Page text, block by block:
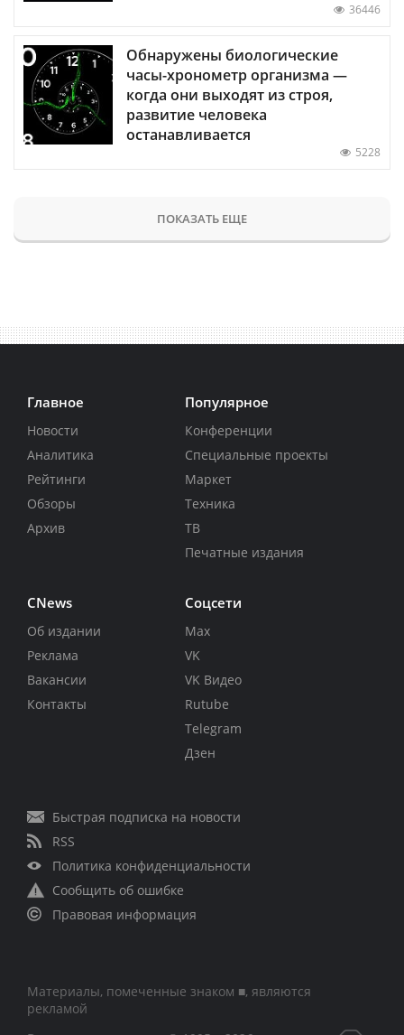
36446
Обнаружены биологические
часы-хронометр организма —
когда они выходят из строя,
развитие человека
останавливается
5228
ПОКАЗАТЬ ЕЩЕ
Главное
Новости
Аналитика
Рейтинги
Обзоры
Архив
Популярное
Конференции
Специальные проекты
Маркет
Техника
ТВ
Печатные издания
CNews
Об издании
Реклама
Вакансии
Контакты
Соцсети
Max
VK
VK Видео
Rutube
Telegram
Дзен
Быстрая подписка на новости
RSS
Политика конфиденциальности
Сообщить об ошибке
Правовая информация
Материалы, помеченные знаком ■, являются
рекламой